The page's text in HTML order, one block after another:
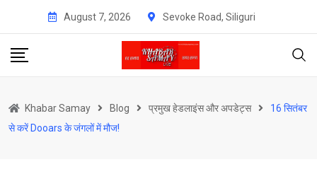
content
August 7, 2026 Sevoke Road, Siliguri
Khabar Samay Blog प्रमुख हेडलाइंस और अपडेट्स
16 सितंबर
से करें Dooars के जंगलों में मौज!